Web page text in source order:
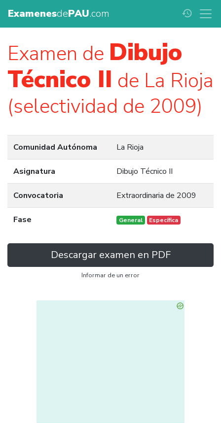
ExamenesdePAU.com history
Examen de Dibujo
Técnico II de La Rioja
(selectividad de 2009)
Comunidad Autónoma La Rioja
Asignatura Dibujo Técnico II
Convocatoria Extraordinaria de 2009
Fase General Específica
Descargar examen en PDF
Informar de un error